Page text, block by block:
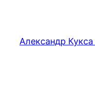
содержимому
Александр